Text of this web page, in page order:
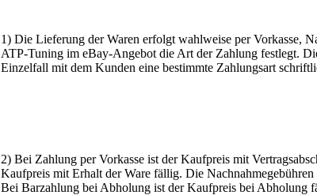
1) Die Lieferung der Waren erfolgt wahlweise per Vorkasse,
ATP-Tuning im eBay-Angebot die Art der Zahlung festlegt.
Einzelfall mit dem Kunden eine bestimmte Zahlungsart
2) Bei Zahlung per Vorkasse ist der Kaufpreis mit
Kaufpreis mit Erhalt der Ware fällig. Die
Bei Barzahlung bei Abholung ist der Kaufpreis bei Abholung